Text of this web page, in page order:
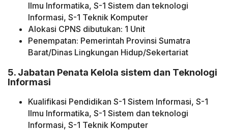
Ilmu Informatika, S-1 Sistem dan teknologi
Informasi, S-1 Teknik Komputer
Alokasi CPNS dibutukan: 1 Unit
Penempatan: Pemerintah Provinsi Sumatra
Barat/Dinas Lingkungan Hidup/Sekertariat
5. Jabatan Penata Kelola sistem dan Teknologi
Informasi
Kualifikasi Pendidikan S-1 Sistem Informasi, S-1
Ilmu Informatika, S-1 Sistem dan teknologi
Informasi, S-1 Teknik Komputer